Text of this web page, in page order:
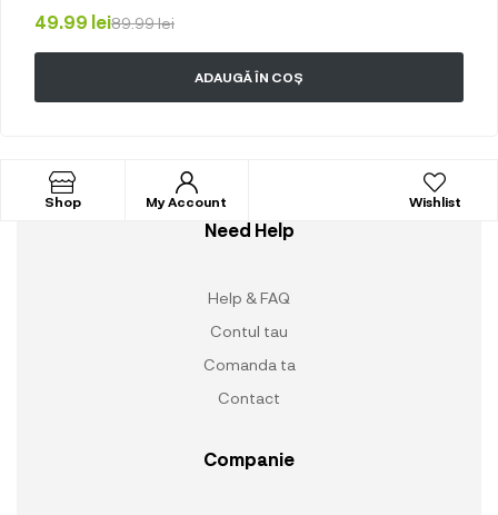
89.99lei
49.99 lei
ADAUGĂ ÎN COȘ
Shop My Account Wishlist
Need Help
Help & FAQ
Contul tau
Comanda ta
Contact
Companie